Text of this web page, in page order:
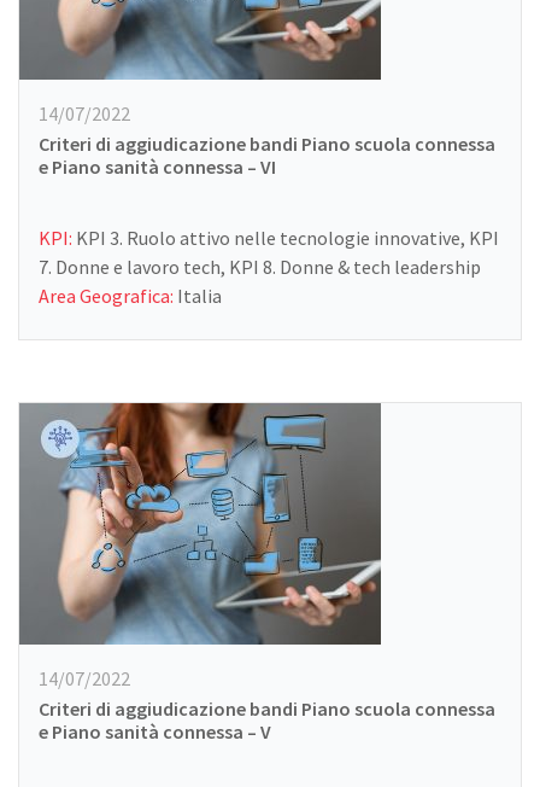
14/07/2022
Criteri di aggiudicazione bandi Piano scuola connessa
e Piano sanità connessa – VI
KPI: KPI 3. Ruolo attivo nelle tecnologie innovative, KPI
7. Donne e lavoro tech, KPI 8. Donne & tech leadership
Area Geografica: Italia
14/07/2022
Criteri di aggiudicazione bandi Piano scuola connessa
e Piano sanità connessa – V